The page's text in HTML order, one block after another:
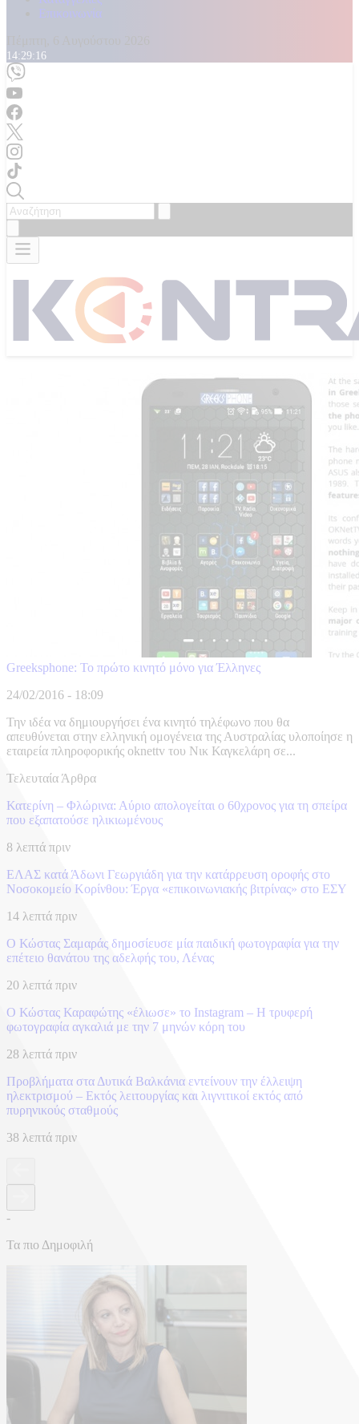
Επικοινωνία
14:29:17
Greeksphone: Το πρώτο κινητό μόνο για Έλληνες
24/02/2016 - 18:09
Την ιδέα να δημιουργήσει ένα κινητό τηλέφωνο που θα
απευθύνεται στην ελληνική ομογένεια της Αυστραλίας υλοποίησε η
εταιρεία πληροφορικής oknettv του Νικ Καγκελάρη σε...
Τελευταία Άρθρα
Κατερίνη – Φλώρινα: Αύριο απολογείται ο 60χρονος για τη σπείρα
που εξαπατούσε ηλικιωμένους
8 λεπτά πριν
ΕΛΑΣ κατά Άδωνι Γεωργιάδη για την κατάρρευση οροφής στο
Νοσοκομείο Κορίνθου: Έργα «επικοινωνιακής βιτρίνας» στο ΕΣΥ
14 λεπτά πριν
Ο Κώστας Σαμαράς δημοσίευσε μία παιδική φωτογραφία για την
επέτειο θανάτου της αδελφής του, Λένας
20 λεπτά πριν
Ο Κώστας Καραφώτης «έλιωσε» το Instagram – Η τρυφερή
φωτογραφία αγκαλιά με την 7 μηνών κόρη του
28 λεπτά πριν
Προβλήματα στα Δυτικά Βαλκάνια εντείνουν την έλλειψη
ηλεκτρισμού – Εκτός λειτουργίας και λιγνιτικοί εκτός από
πυρηνικούς σταθμούς
38 λεπτά πριν
-
Τα πιο Δημοφιλή